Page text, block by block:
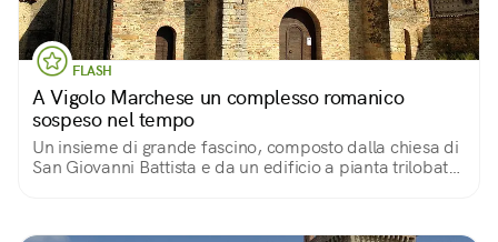
FLASH
A Vigolo Marchese un complesso romanico
sospeso nel tempo
Un insieme di grande fascino, composto dalla chiesa di
San Giovanni Battista e da un edificio a pianta trilobata